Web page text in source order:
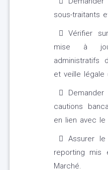
sous-traitants
Vérifier
mise à
administratifs
et veille légale
cautions
en lien avec
Assurer
reporting mis
Marché.